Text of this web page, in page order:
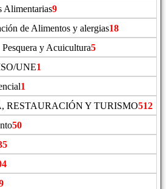
Alimentarias9
de Alimentos y alergias18
y Acuicultura5
UNE1
1
RESTAURACIÓN Y TURISMO512
50